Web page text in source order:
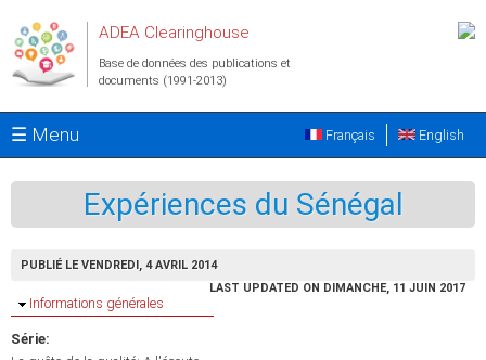
ADEA Clearinghouse
Base de données des publications et
documents (1991-2013)
☰ Menu English
Français
Expériences du Sénégal
PUBLIÉ LE VENDREDI, 4 AVRIL 2014
LAST UPDATED ON DIMANCHE, 11 JUIN 2017
Masquer
Informations générales
Série: